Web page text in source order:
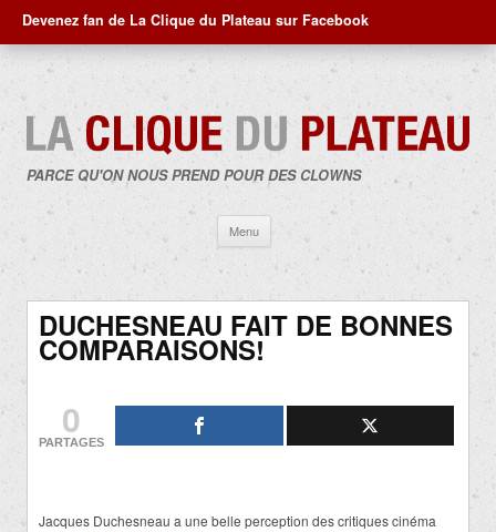
Devenez fan de La Clique du Plateau sur Facebook
PARCE QU'ON NOUS PREND POUR DES CLOWNS
Menu
contenu
DUCHESNEAU FAIT DE BONNES
COMPARAISONS!
0
PARTAGES
Jacques Duchesneau a une belle perception des critiques cinéma